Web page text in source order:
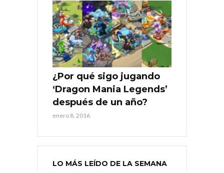
¿Por qué sigo jugando
‘Dragon Mania Legends’
después de un año?
enero 8, 2016
LO MÁS LEÍDO DE LA SEMANA